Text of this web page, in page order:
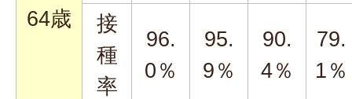
64歳
接
種
率
96.
0％
95.
9％
90.
4％
79.
1％